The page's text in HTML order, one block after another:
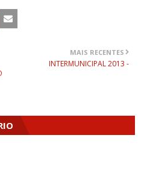
MAIS RECENTES
INTERMUNICIPAL 2013 -